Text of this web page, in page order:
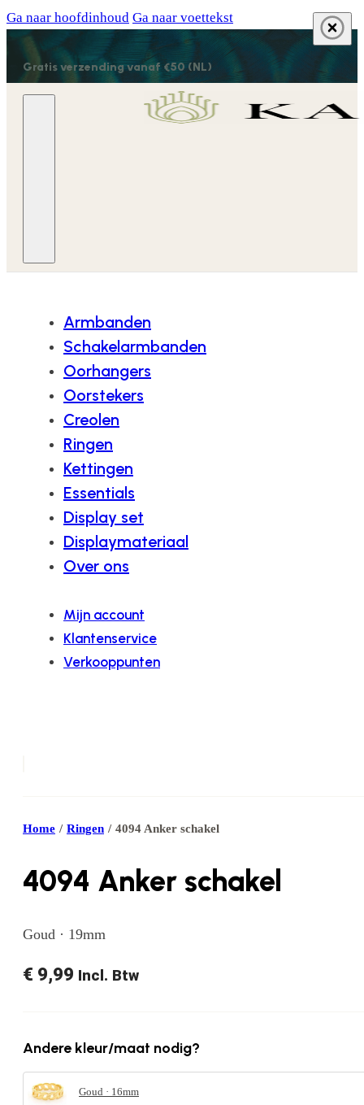
Ga naar hoofdinhoud Ga naar voettekst
Gratis verzending vanaf €50 (NL)
Armbanden
Schakelarmbanden
Oorhangers
Oorstekers
Creolen
Ringen
Kettingen
Essentials
Display set
Displaymateriaal
Over ons
Mijn account
Klantenservice
Verkooppunten
Home / Ringen / 4094 Anker schakel
4094 Anker schakel
Goud · 19mm
€ 9,99 Incl. Btw
Andere kleur/maat nodig?
Goud · 16mm